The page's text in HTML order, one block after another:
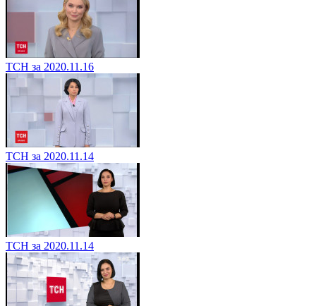
ТСН за 2020.11.16
ТСН за 2020.11.14
ТСН за 2020.11.14